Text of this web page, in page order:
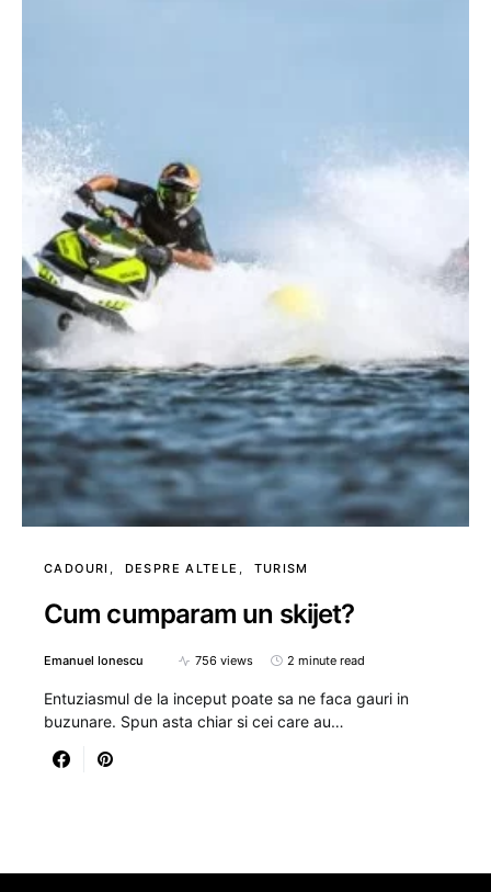
CADOURI DESPRE ALTELE TURISM
Cum cumparam un skijet?
Emanuel Ionescu 756 views 2 minute read
Entuziasmul de la inceput poate sa ne faca gauri in
buzunare. Spun asta chiar si cei care au…